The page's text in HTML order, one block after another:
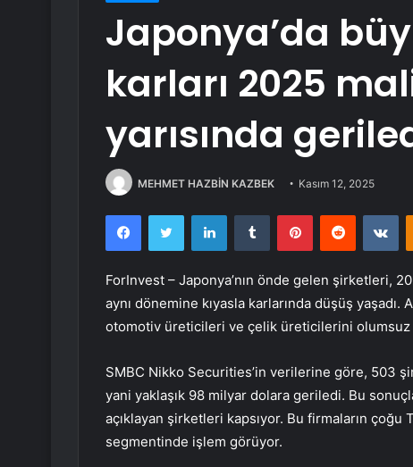
Japonya’da
karları 2025
yarısında
MEHMET HAZBİN KAZBEK Kasım 12, 2025
FacebookTwitter LinkedInTumblr PinterestReddit
ForInvest – Japonya’nın önde gelen şirketleri,
aynı dönemine kıyasla karlarında düşüş
otomotiv üreticileri ve çelik üreticilerini
SMBC Nikko Securities’in verilerine göre, 503
yani yaklaşık 98 milyar dolara geriledi. Bu
açıklayan şirketleri kapsıyor. Bu firmaların çoğu
segmentinde işlem görüyor.